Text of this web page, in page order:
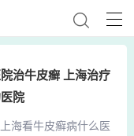
院治牛皮癣 上海治疗
院
海看牛皮癣病什么医